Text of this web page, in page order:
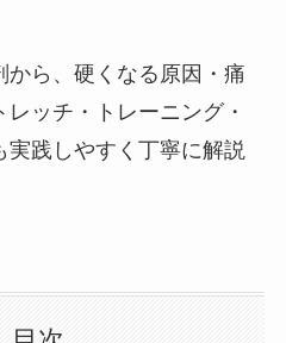
から、硬くなる原因・痛
ッチ・トレーニング・
践しやすく丁寧に解説